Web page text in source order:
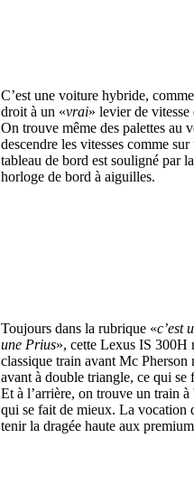
C’est une voiture hybride,
droit à un «vrai» levier de
On trouve même des palettes au
descendre les vitesses comme
tableau de bord est souligné par
horloge de bord à aiguilles.
Toujours dans la rubrique «c’est
une Prius», cette Lexus IS 300H
classique train avant Mc Pherson
avant à double triangle, ce qui se
Et à l’arrière, on trouve un train
qui se fait de mieux. La vocation
tenir la dragée haute aux